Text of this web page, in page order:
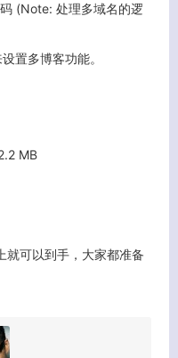
(Note: 处理多域名的逻
置多博客功能。
MB
可以到手，大家都准备